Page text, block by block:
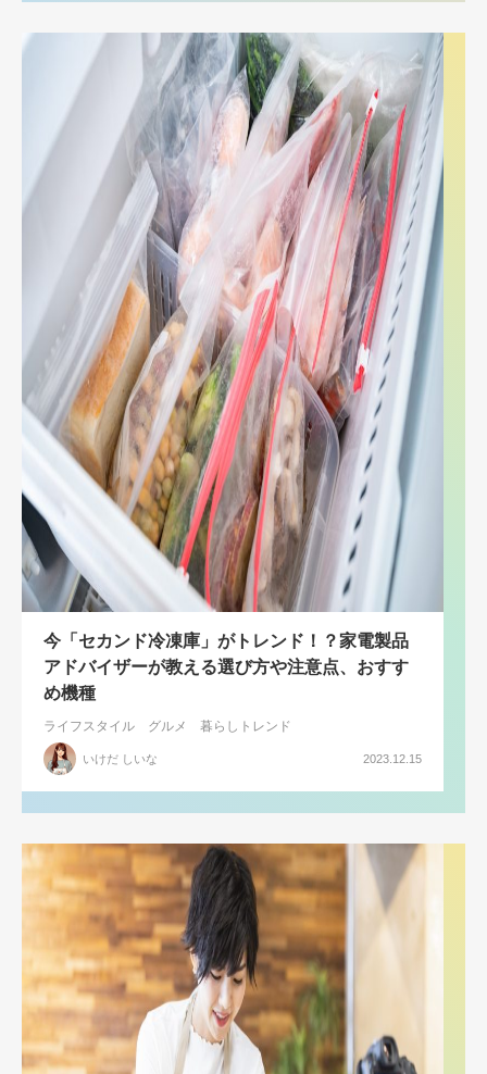
今「セカンド冷凍庫」がトレンド！？家電製品
アドバイザーが教える選び方や注意点、おすす
め機種
ライフスタイル グルメ 暮らしトレンド
いけだ しいな 2023.12.15